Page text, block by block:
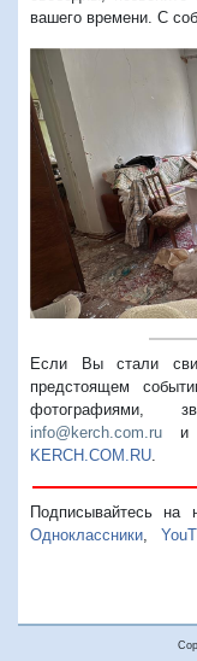
вашего времени. С
Если Вы стали
предстоящем
фотографиями,
info@kerch.com.ru и
KERCH.COM.RU
Подписывайтесь
Одноклассники